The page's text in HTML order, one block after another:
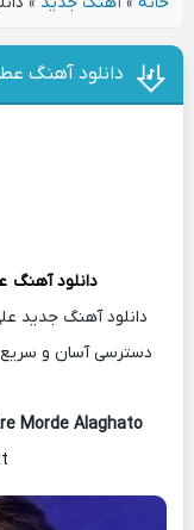
دانلود آهنگ
دانلود آهنگ
دانلود آهنگ جدید
دسترسی آسان و
Morde Alaghato